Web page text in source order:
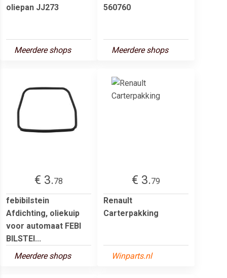
oliepan JJ273
Meerdere shops
560760
Meerdere shops
€ 3.78
febibilstein
Afdichting, oliekuip
voor automaat FEBI
BILSTEI...
Meerdere shops
€ 3.79
Renault
Carterpakking
Winparts.nl